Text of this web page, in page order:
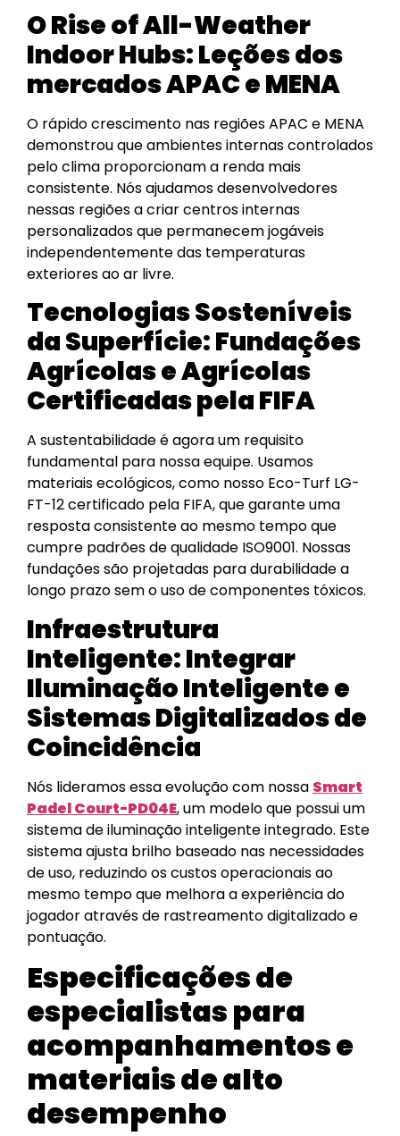
O Rise of All-Weather
Indoor Hubs: Leções dos
mercados APAC e MENA
O rápido crescimento nas regiões APAC e MENA
demonstrou que ambientes internas controlados
pelo clima proporcionam a renda mais
consistente. Nós ajudamos desenvolvedores
nessas regiões a criar centros internas
personalizados que permanecem jogáveis
independentemente das temperaturas
exteriores ao ar livre.
Tecnologias Sosteníveis
da Superfície: Fundações
Agrícolas e Agrícolas
Certificadas pela FIFA
A sustentabilidade é agora um requisito
fundamental para nossa equipe. Usamos
materiais ecológicos, como nosso Eco-Turf LG-
FT-12 certificado pela FIFA, que garante uma
resposta consistente ao mesmo tempo que
cumpre padrões de qualidade ISO9001. Nossas
fundações são projetadas para durabilidade a
longo prazo sem o uso de componentes tóxicos.
Infraestrutura
Inteligente: Integrar
Iluminação Inteligente e
Sistemas Digitalizados de
Coincidência
Nós lideramos essa evolução com nossa Smart
Padel Court-PD04E, um modelo que possui um
sistema de iluminação inteligente integrado. Este
sistema ajusta brilho baseado nas necessidades
de uso, reduzindo os custos operacionais ao
mesmo tempo que melhora a experiência do
jogador através de rastreamento digitalizado e
pontuação.
Especificações de
especialistas para
acompanhamentos e
materiais de alto
desempenho